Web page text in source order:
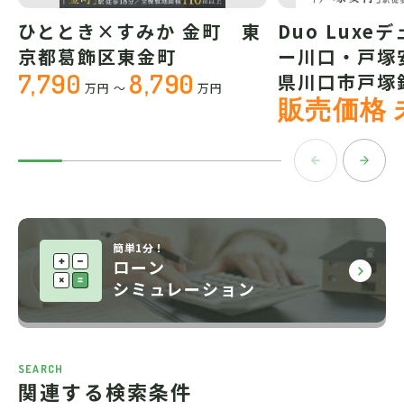
ひととき×すみか 金町 東
京都葛飾区東金町
7,790 万円 ～ 8,790 万円
Duo Luxeデ
ー川口・戸
県川口市戸塚
販売価格
簡単1分！
ローン
シミュレーション
SEARCH
関連する検索条件